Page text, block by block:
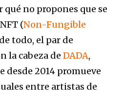
qué no propones que se
(Non-Fungible
todo, el par de
la cabeza de DADA,
desde 2014 promueve
entre artistas de